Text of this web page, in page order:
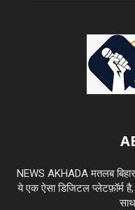
NEWS AKHADA मतलब
ये एक ऐसा डिजिटल प्लेटफ़ॉर्म